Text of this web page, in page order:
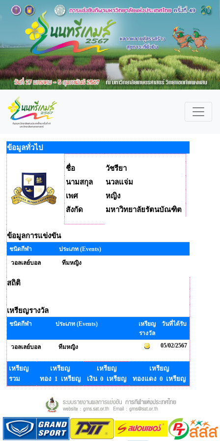
ข้อมูลทั่วไป
ชื่อ
วัชรียา
นามสกุล
นวลแจ่ม
เพศ
หญิง
สังกัด
มหาวิทยาลัยรัตนบัณฑิต
ข้อมูลการแข่งขัน
ชนิดกีฬา
ประเภท (Events)
วอลเลย์บอล
ทีมหญิง
สถิติ
เหรียญรางวัล
ชนิดกีฬา ประเภท (Events)
เหรียญ
รางวัล
วันที่ได้รับ
วอลเลย์บอล ทีมหญิง 05/02/2567
เหรียญ
รวม
เหรียญ
ทอง 1 เหรียญ
เหรียญ
เงิน 0 เหรียญ
เหรียญ
ทองแดง 0 เหรียญ